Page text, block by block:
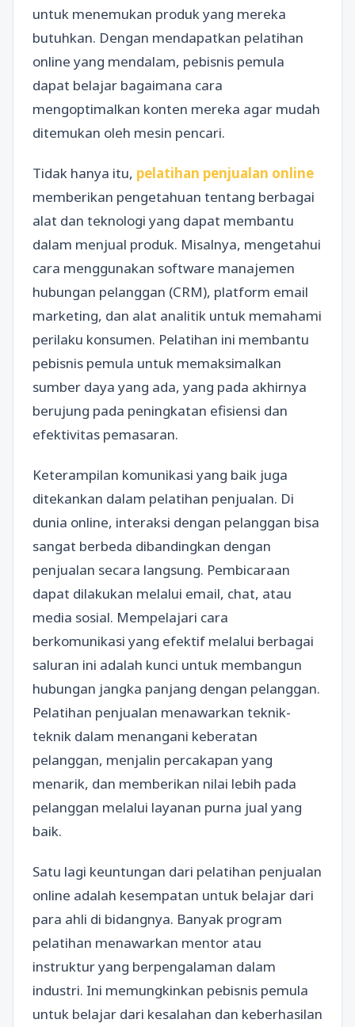
untuk menemukan produk yang mereka
butuhkan. Dengan mendapatkan pelatihan
online yang mendalam, pebisnis pemula
dapat belajar bagaimana cara
mengoptimalkan konten mereka agar mudah
ditemukan oleh mesin pencari.
Tidak hanya itu, pelatihan penjualan online
memberikan pengetahuan tentang berbagai
alat dan teknologi yang dapat membantu
dalam menjual produk. Misalnya, mengetahui
cara menggunakan software manajemen
hubungan pelanggan (CRM), platform email
marketing, dan alat analitik untuk memahami
perilaku konsumen. Pelatihan ini membantu
pebisnis pemula untuk memaksimalkan
sumber daya yang ada, yang pada akhirnya
berujung pada peningkatan efisiensi dan
efektivitas pemasaran.
Keterampilan komunikasi yang baik juga
ditekankan dalam pelatihan penjualan. Di
dunia online, interaksi dengan pelanggan bisa
sangat berbeda dibandingkan dengan
penjualan secara langsung. Pembicaraan
dapat dilakukan melalui email, chat, atau
media sosial. Mempelajari cara
berkomunikasi yang efektif melalui berbagai
saluran ini adalah kunci untuk membangun
hubungan jangka panjang dengan pelanggan.
Pelatihan penjualan menawarkan teknik-
teknik dalam menangani keberatan
pelanggan, menjalin percakapan yang
menarik, dan memberikan nilai lebih pada
pelanggan melalui layanan purna jual yang
baik.
Satu lagi keuntungan dari pelatihan penjualan
online adalah kesempatan untuk belajar dari
para ahli di bidangnya. Banyak program
pelatihan menawarkan mentor atau
instruktur yang berpengalaman dalam
industri. Ini memungkinkan pebisnis pemula
untuk belajar dari kesalahan dan keberhasilan